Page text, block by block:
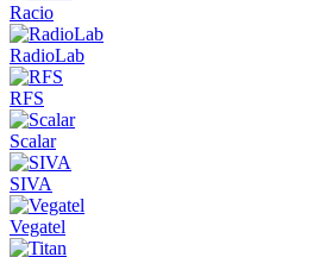
Racio
RadioLab
RFS
Scalar
SIVA
Vegatel